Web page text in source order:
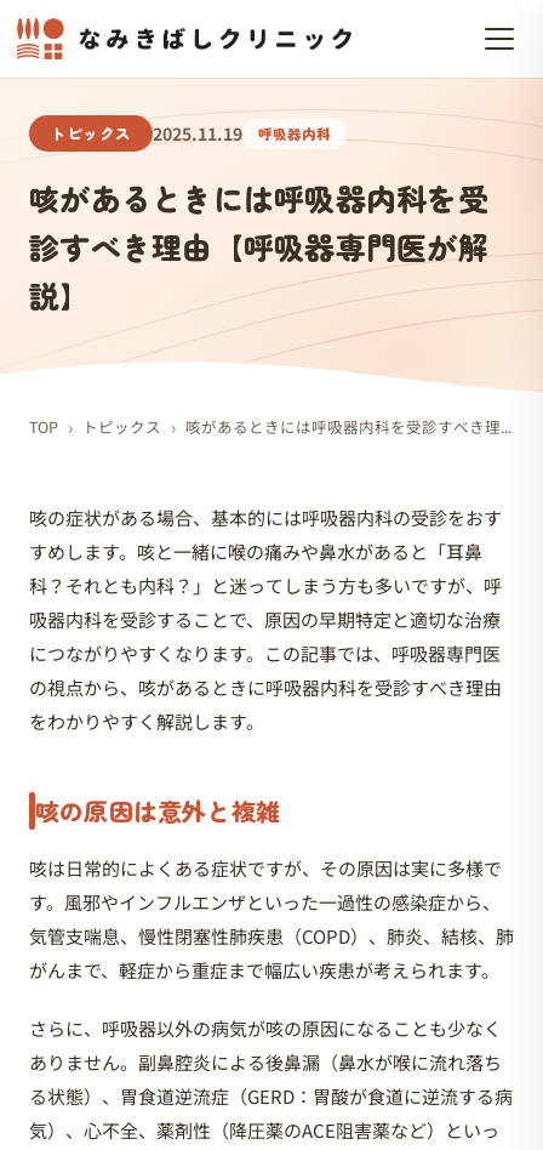
トピックス 2025.11.19 呼吸器内科
咳があるときには呼吸器内科を受
診すべき理由【呼吸器専門医が解
説】
TOP › トピックス › 咳があるときには呼吸器内科を受診すべき理由【呼吸器専門医が解説】
咳の症状がある場合、基本的には呼吸器内科の受診をおす
すめします。咳と一緒に喉の痛みや鼻水があると「耳鼻
科？それとも内科？」と迷ってしまう方も多いですが、呼
吸器内科を受診することで、原因の早期特定と適切な治療
につながりやすくなります。この記事では、呼吸器専門医
の視点から、咳があるときに呼吸器内科を受診すべき理由
をわかりやすく解説します。
咳の原因は意外と複雑
咳は日常的によくある症状ですが、その原因は実に多様で
す。風邪やインフルエンザといった一過性の感染症から、
気管支喘息、慢性閉塞性肺疾患（COPD）、肺炎、結核、肺
がんまで、軽症から重症まで幅広い疾患が考えられます。
さらに、呼吸器以外の病気が咳の原因になることも少なく
ありません。副鼻腔炎による後鼻漏（鼻水が喉に流れ落ち
る状態）、胃食道逆流症（GERD：胃酸が食道に逆流する病
気）、心不全、薬剤性（降圧薬のACE阻害薬など）といっ